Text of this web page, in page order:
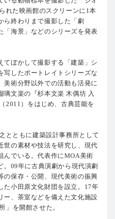
れた映画館のスクリーンに1本
ら終わりまで撮影した「劇
「海景」などのシリーズを発表
ぼかして撮影する「建築」シ
写したポートレイトシリーズな
美術分野以外での活動も活発に
璃文楽の『杉本文楽 木偶坊 入
2011）をはじめ、古典芸能を
とともに建築設計事務所として
世の素材や技法を研究し、現代
んでいる。代表作にMOA美術
。09年に古典演劇から現代演劇
の保存・公開、現代美術の振興
た小田原文化財団を設立。17年
ー、茶室などを備えた文化施設
」を開館させた。